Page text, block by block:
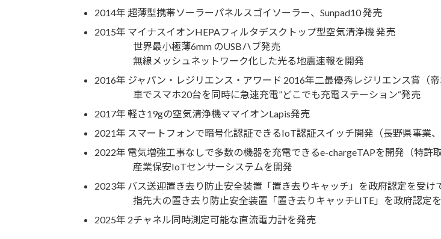
2014年 超薄型携帯ソーラーパネルスゴイソーラー、Sunpad10 発売
2015年 マイナスイオンHEPAフィルタデスクトップ型空気清浄機 発売
世界最小極薄6mm のUSBハブ発売
無線メッシュネットワーク化した光る地震速報を開発
2016年 ジャパン・レジリエンス・アワード 2016年二最優秀レジリエンス賞（帝
車でスマホ20台を同時に急速充電”どこでも充電ステーション“発売
2017年 軽さ19gの空気清浄機ママイオンLapis発売
2021年 スマートフォンで暗号化認証できるIoT認証スイッチ開発（長野県事業
2022年 電気増強工事なしで多数の機器を充電できるe-chargeTAPを開発（特許
産業保安IoTセンサーシステムを開発
2023年 バス送迎置き去り防止安全装置「置き去りキャッチ」を政府認定を受け
指先大の置き去り防止安全装置「置き去りキャッチLITE」を政府認定を
2025年 2チャネル同時測定可能な直流電力計を発売